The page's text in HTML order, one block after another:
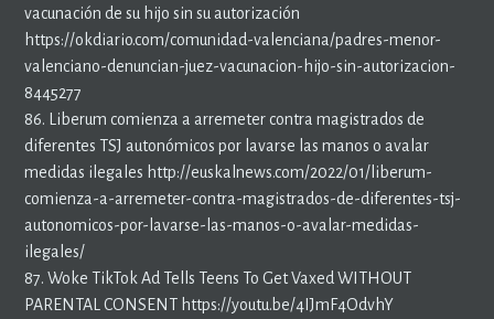
vacunación de su hijo sin su autorización
https://okdiario.com/comunidad-valenciana/padres-menor-
valenciano-denuncian-juez-vacunacion-hijo-sin-autorizacion-
8445277
86. Liberum comienza a arremeter contra magistrados de
diferentes TSJ autonómicos por lavarse las manos o avalar
medidas ilegales http://euskalnews.com/2022/01/liberum-
comienza-a-arremeter-contra-magistrados-de-diferentes-tsj-
autonomicos-por-lavarse-las-manos-o-avalar-medidas-
ilegales/
87. Woke TikTok Ad Tells Teens To Get Vaxed WITHOUT
PARENTAL CONSENT https://youtu.be/4IJmF4OdvhY